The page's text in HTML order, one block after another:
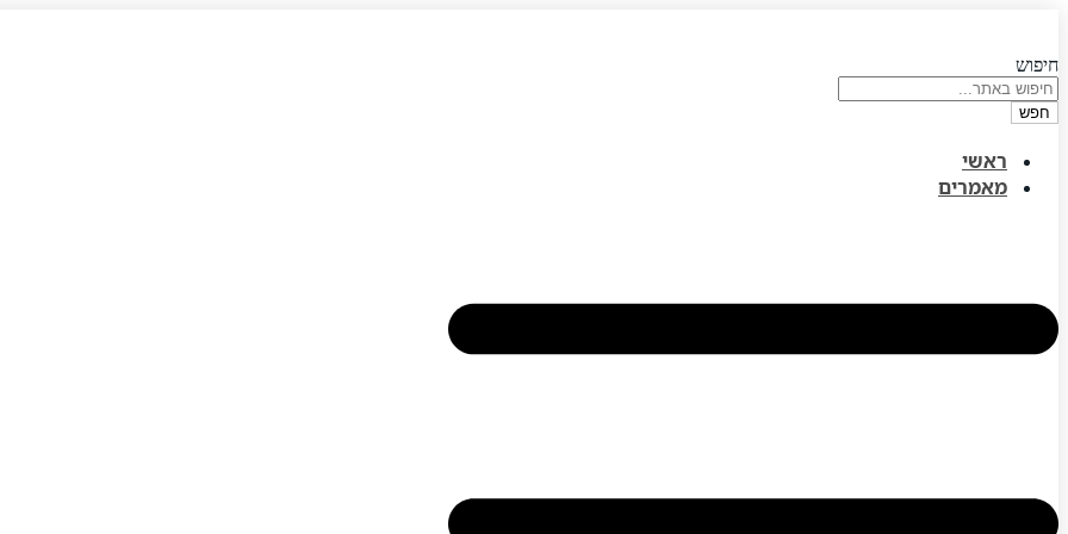
חיפוש
חפש
ראשי
מאמרים